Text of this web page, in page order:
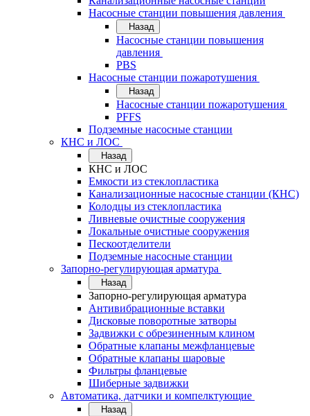
Насосные станции повышения давления
Назад
Насосные станции повышения
давления
PBS
Насосные станции пожаротушения
Назад
Насосные станции пожаротушения
PFFS
Подземные насосные станции
КНС и ЛОС
Назад
КНС и ЛОС
Емкости из стеклопластика
Канализационные насосные станции (КНС)
Колодцы из стеклопластика
Ливневые очистные сооружения
Локальные очистные сооружения
Пескоотделители
Подземные насосные станции
Запорно-регулирующая арматура
Назад
Запорно-регулирующая арматура
Антивибрационные вставки
Дисковые поворотные затворы
Задвижки с обрезиненным клином
Обратные клапаны межфланцевые
Обратные клапаны шаровые
Фильтры фланцевые
Шиберные задвижки
Автоматика, датчики и компелктующие
Назад